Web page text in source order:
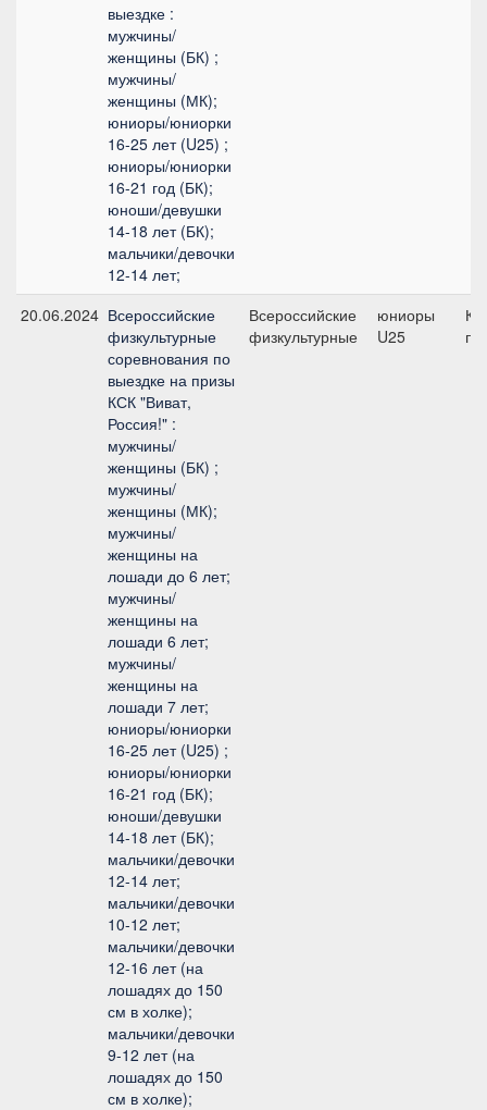
выездке :
мужчины/
женщины (БК) ;
мужчины/
женщины (МК);
юниоры/юниорки
16-25 лет (U25) ;
юниоры/юниорки
16-21 год (БК);
юноши/девушки
14-18 лет (БК);
мальчики/девочки
12-14 лет;
20.06.2024 Всероссийские
физкультурные
соревнования по
выездке на призы
КСК "Виват,
Россия!" :
мужчины/
женщины (БК) ;
мужчины/
женщины (МК);
мужчины/
женщины на
лошади до 6 лет;
мужчины/
женщины на
лошади 6 лет;
мужчины/
женщины на
лошади 7 лет;
юниоры/юниорки
16-25 лет (U25) ;
юниоры/юниорки
16-21 год (БК);
юноши/девушки
14-18 лет (БК);
мальчики/девочки
12-14 лет;
мальчики/девочки
10-12 лет;
мальчики/девочки
12-16 лет (на
лошадях до 150
см в холке);
мальчики/девочки
9-12 лет (на
лошадях до 150
см в холке);
Всероссийские
физкультурные
юниоры
U25